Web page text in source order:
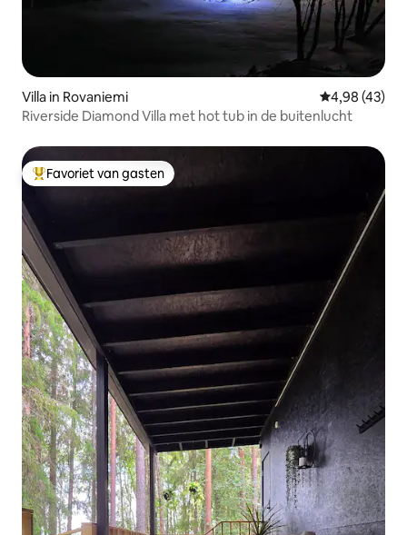
Villa in Rovaniemi Gemiddelde
4,98 (43)
Riverside Diamond Villa met hot tub in de buitenlucht
Topfavoriet van gasten
Favoriet van gasten